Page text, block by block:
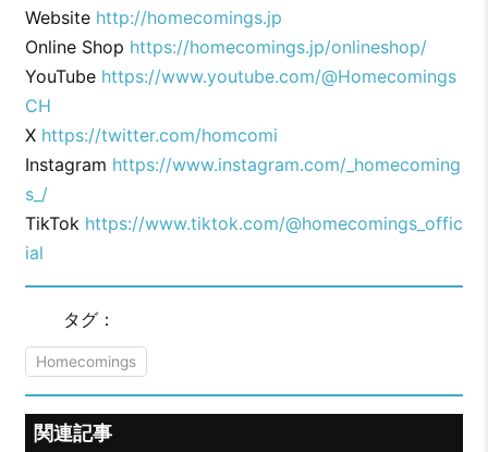
Website http://homecomings.jp
Online Shop https://homecomings.jp/onlineshop/
YouTube https://www.youtube.com/@Homecomings
CH
X https://twitter.com/homcomi
Instagram https://www.instagram.com/_homecoming
s_/
TikTok https://www.tiktok.com/@homecomings_offic
ial
タグ：
Homecomings
関連記事